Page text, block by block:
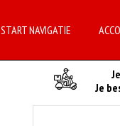
START NAVIGATIE
Je